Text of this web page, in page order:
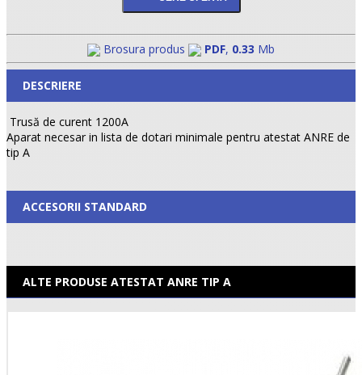
Brosura produs PDF, 0.33 Mb
DESCRIERE
Trusă de curent 1200A
Aparat necesar in lista de dotari minimale pentru atestat ANRE de
tip A
ACCESORII STANDARD
ALTE PRODUSE ATESTAT ANRE TIP A